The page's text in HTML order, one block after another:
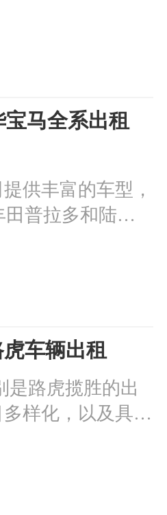
马全系出租
供丰富的车型，
普拉多和陆巡
车辆出租
是路虎揽胜的出
样化，以及具有